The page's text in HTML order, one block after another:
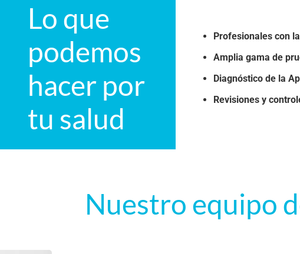
Lo que
podemos
hacer por
tu salud
Profesionales con
Amplia gama de
Diagnóstico de la
Revisiones y
Nuestro equipo